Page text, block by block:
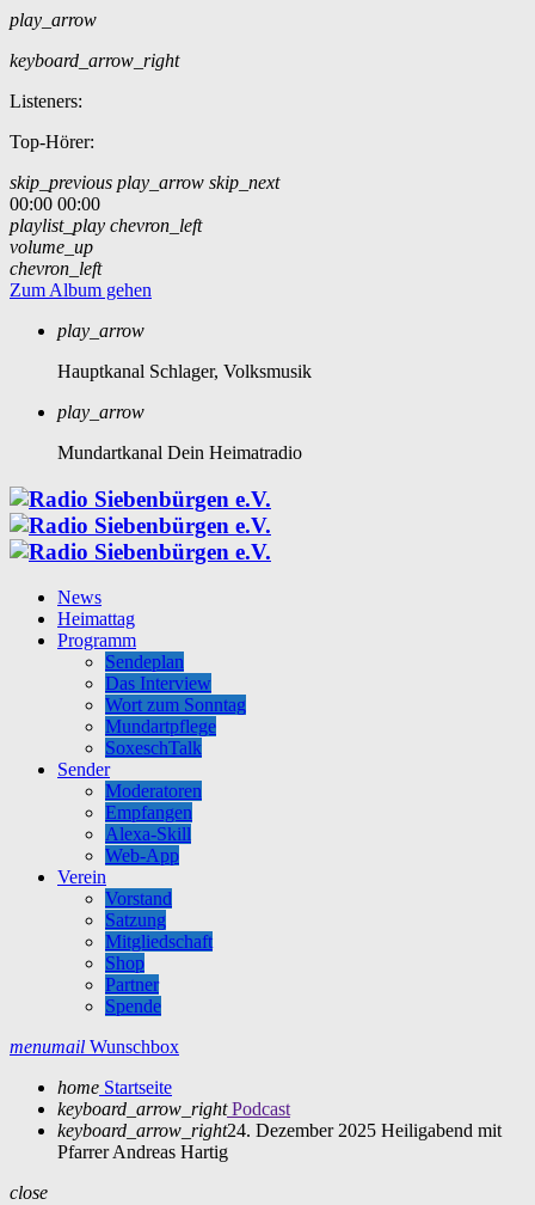
play_arrow
keyboard_arrow_right
Listeners:
Top-Hörer:
skip_previous play_arrow skip_next
00:00 00:00
playlist_play chevron_left
volume_up
chevron_left
Zum Album gehen
play_arrow
Hauptkanal Schlager, Volksmusik
play_arrow
Mundartkanal Dein Heimatradio
News
Heimattag
Programm
Sendeplan
Das Interview
Wort zum Sonntag
Mundartpflege
SoxeschTalk
Sender
Moderatoren
Empfangen
Alexa-Skill
Web-App
Verein
Vorstand
Satzung
Mitgliedschaft
Shop
Partner
Spende
menumail Wunschbox
home Startseite
keyboard_arrow_right Podcast
keyboard_arrow_right24. Dezember 2025 Heiligabend mit
Pfarrer Andreas Hartig
close